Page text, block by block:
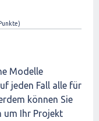
Modelle
jeden Fall alle für
können Sie
um Ihr Projekt